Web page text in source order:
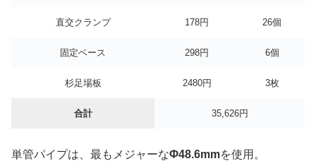
直交クランプ 178円 26個
固定ベース 298円 6個
杉足場板 2480円 3枚
合計 35,626円
単管パイプは、最もメジャーなΦ48.6mmを使用。